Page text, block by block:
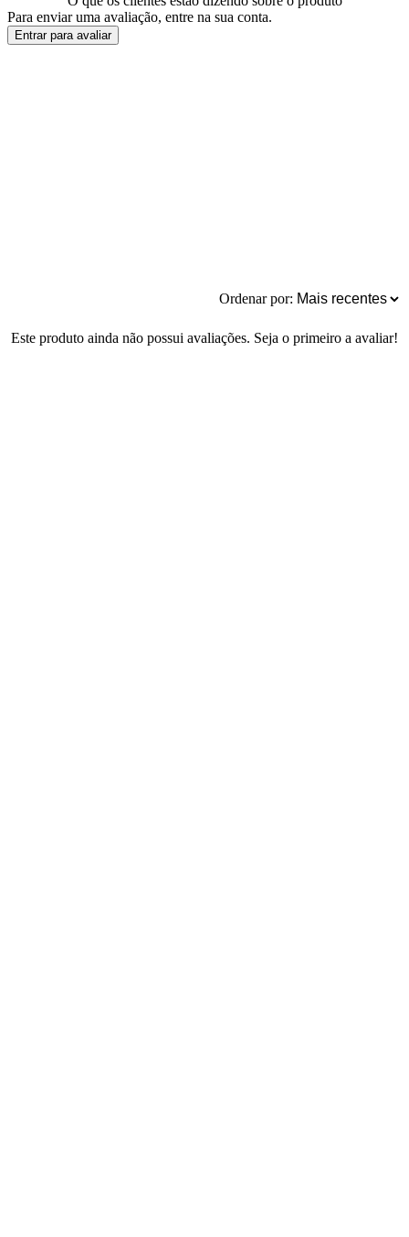
Para enviar uma avaliação, entre na sua conta.
Entrar para avaliar
Ordenar por:
Este produto ainda não possui avaliações. Seja o primeiro a avaliar!